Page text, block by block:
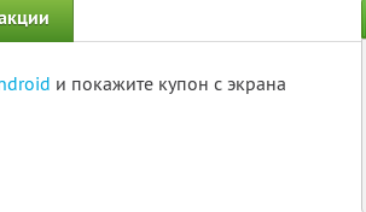
и покажите купон с экрана